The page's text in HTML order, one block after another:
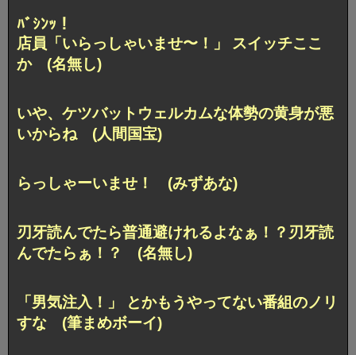
ﾊﾞｼﾝｯ！
店員「いらっしゃいませ〜！」 スイッチここ
か (名無し)
いや、ケツバットウェルカムな体勢の黄身が悪
いからね (人間国宝)
らっしゃーいませ！ (みずあな)
刃牙読んでたら普通避けれるよなぁ！？刃牙読
んでたらぁ！？ (名無し)
「男気注入！」 とかもうやってない番組のノリ
すな (筆まめボーイ)